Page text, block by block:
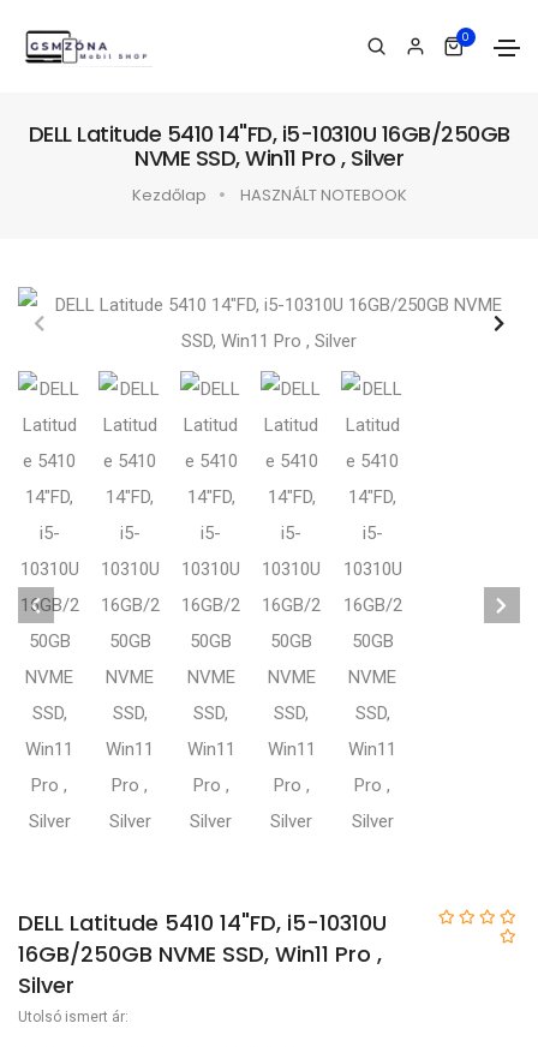
0
DELL Latitude 5410 14"FD, i5-10310U 16GB/250GB
NVME SSD, Win11 Pro , Silver
Kezdőlap HASZNÁLT NOTEBOOK
DELL Latitude 5410 14"FD, i5-10310U
16GB/250GB NVME SSD, Win11 Pro ,
Silver
Utolsó ismert ár: